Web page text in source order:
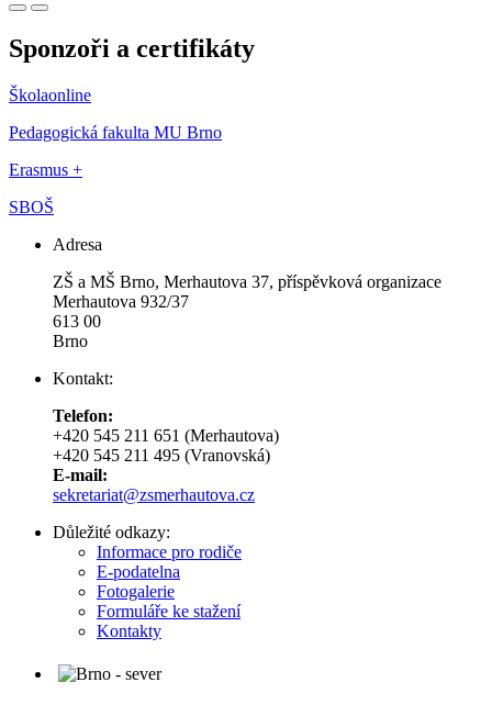
Sponzoři a certifikáty
Školaonline
Pedagogická fakulta MU Brno
Erasmus +
SBOŠ
Adresa
ZŠ a MŠ Brno, Merhautova 37, příspěvková organizace
Merhautova 932/37
613 00
Brno
Kontakt:
Telefon:
+420 545 211 651 (Merhautova)
+420 545 211 495 (Vranovská)
E-mail:
sekretariat@zsmerhautova.cz
Důležité odkazy:
Informace pro rodiče
E-podatelna
Fotogalerie
Formuláře ke stažení
Kontakty